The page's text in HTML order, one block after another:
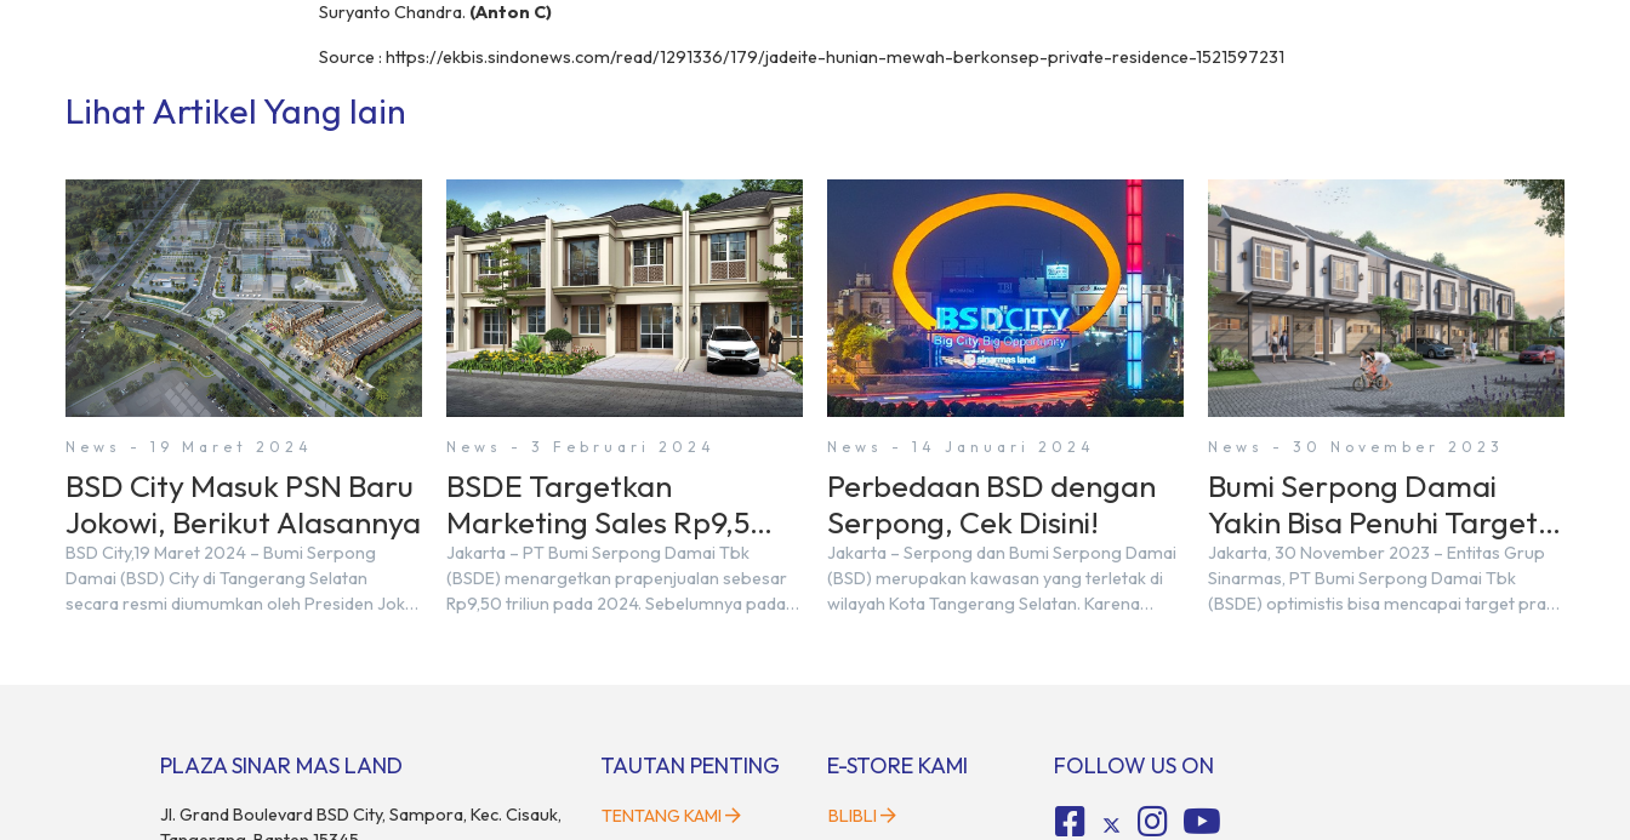
Suryanto Chandra. (Anton C)
Source : https://ekbis.sindonews.com/read/1291336/179/jadeite-hunian-mewah-berkonsep-private-residence-1521597231
Lihat Artikel Yang lain
News - 19 Maret 2024
BSD City Masuk PSN Baru
Jokowi, Berikut Alasannya
BSD City,19 Maret 2024 – Bumi Serpong
Damai (BSD) City di Tangerang Selatan
secara resmi diumumkan oleh Presiden Joko
Istana Kepresidenan pada hari Senin, 18 Maret
News - 3 Februari 2024
BSDE Targetkan
Marketing Sales Rp9,5
Triliun di Tahun 2024
Jakarta – PT Bumi Serpong Damai Tbk
(BSDE) menargetkan prapenjualan sebesar
Rp9,50 triliun pada 2024. Sebelumnya pada
maupun nasional dapat memengaruhi
rumah maupun investasi di sektor […]
News - 14 Januari 2024
Perbedaan BSD dengan
Serpong, Cek Disini!
Jakarta – Serpong dan Bumi Serpong Damai
(BSD) merupakan kawasan yang terletak di
wilayah Kota Tangerang Selatan. Karena
merupakan dua kawasan yang berbeda.
News - 30 November 2023
Bumi Serpong Damai
Yakin Bisa Penuhi Target
Marketing Sales Tahun
2023
Jakarta, 30 November 2023 – Entitas Grup
Sinarmas, PT Bumi Serpong Damai Tbk
(BSDE) optimistis bisa mencapai target pra
DTP, BSDE optimistis bisa melampaui target.
PLAZA SINAR MAS LAND
Jl. Grand Boulevard BSD City, Sampora, Kec. Cisauk,
TAUTAN PENTING
TENTANG KAMI
E-STORE KAMI
BLIBLI
FOLLOW US ON